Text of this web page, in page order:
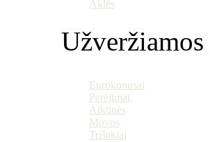
Aklės
Eurokonusai
Perėjimai
Alkūnės
Movos
Trišakiai